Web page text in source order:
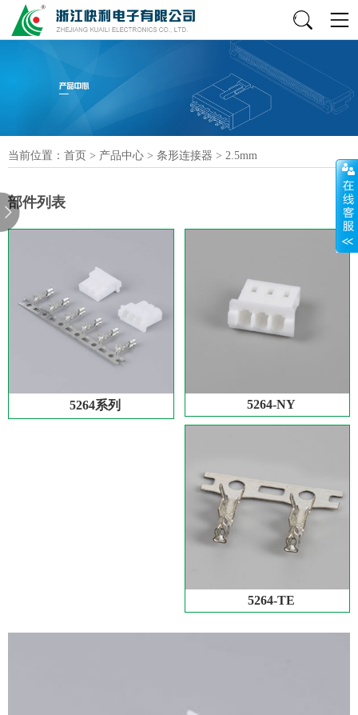
当前位置： 首页 > 产品中心 > 条形连接器 > 2.5mm
部件列表
5264系列 5264-NY
5264-TE